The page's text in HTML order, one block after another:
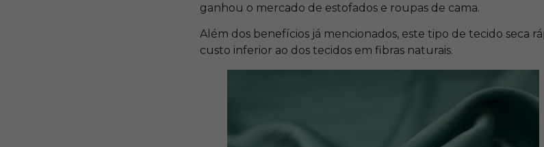
ganhou o mercado de estofados e roupas de cama.
Além dos benefícios já mencionados, este tipo de tecido seca
custo inferior ao dos tecidos em fibras naturais.